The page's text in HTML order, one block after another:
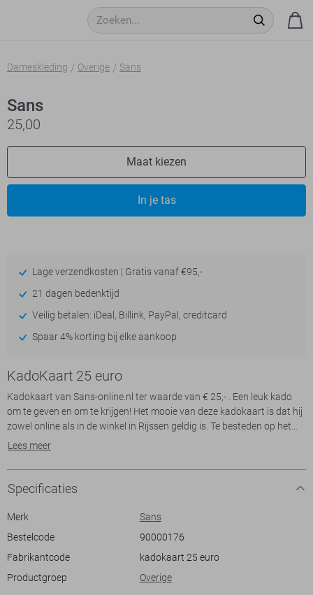
Dameskleding Overige Sans
Sans
25,00
Maat kiezen
In je tas
Lage verzendkosten | Gratis vanaf €95,-
21 dagen bedenktijd
Veilig betalen: iDeal, Billink, PayPal, creditcard
Spaar 4% korting bij elke aankoop
KadoKaart 25 euro
Kadokaart van Sans-online.nl ter waarde van € 25,- . Een leuk kado
om te geven en om te krijgen! Het mooie van deze kadokaart is dat hij
zowel online als in de winkel in Rijssen geldig is. Te besteden op het
hele assortiment.
Lees meer
Specificaties
Merk
Sans
Bestelcode
90000176
Fabrikantcode
kadokaart 25 euro
Productgroep
Overige